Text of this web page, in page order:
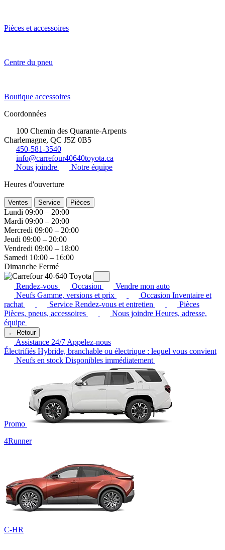
Pièces et accessoires
Centre du pneu
Boutique accessoires
Coordonnées
100 Chemin des Quarante-Arpents
Charlemagne, QC J5Z 0B5
450-581-3540
info@carrefour40640toyota.ca
Nous joindre
Notre équipe
Heures d'ouverture
Ventes Service Pièces
Lundi 09:00 – 20:00
Mardi 09:00 – 20:00
Mercredi 09:00 – 20:00
Jeudi 09:00 – 20:00
Vendredi 09:00 – 18:00
Samedi 10:00 – 16:00
Dimanche Fermé
Rendez-vous Occasion
Vendre mon auto
Neufs Gamme, versions et prix Occasion Inventaire et
rachat
Service Rendez-vous et entretien
Pièces
Pièces, pneus, accessoires
Nous joindre Heures, adresse,
équipe
← Retour
Assistance 24/7 Appelez-nous
Électrifiés Hybride, branchable ou électrique : lequel vous convient
Neufs en stock Disponibles immédiatement
Promo
4Runner
C-HR